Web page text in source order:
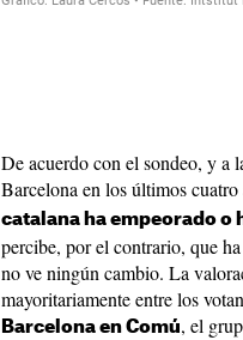
De acuerdo con el sondeo, y a
Barcelona en los últimos cuatro
catalana ha empeorado o
percibe, por el contrario, que
no ve ningún cambio. La
mayoritariamente entre los
Barcelona en Comú, el